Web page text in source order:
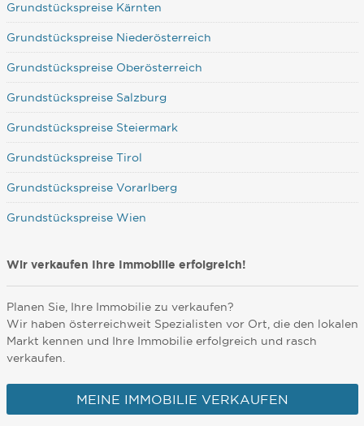
Grundstückspreise Kärnten
Grundstückspreise Niederösterreich
Grundstückspreise Oberösterreich
Grundstückspreise Salzburg
Grundstückspreise Steiermark
Grundstückspreise Tirol
Grundstückspreise Vorarlberg
Grundstückspreise Wien
Wir verkaufen Ihre Immobilie erfolgreich!
Planen Sie, Ihre Immobilie zu verkaufen?
Wir haben österreichweit Spezialisten vor Ort, die den lokalen
Markt kennen und Ihre Immobilie erfolgreich und rasch
verkaufen.
MEINE IMMOBILIE VERKAUFEN